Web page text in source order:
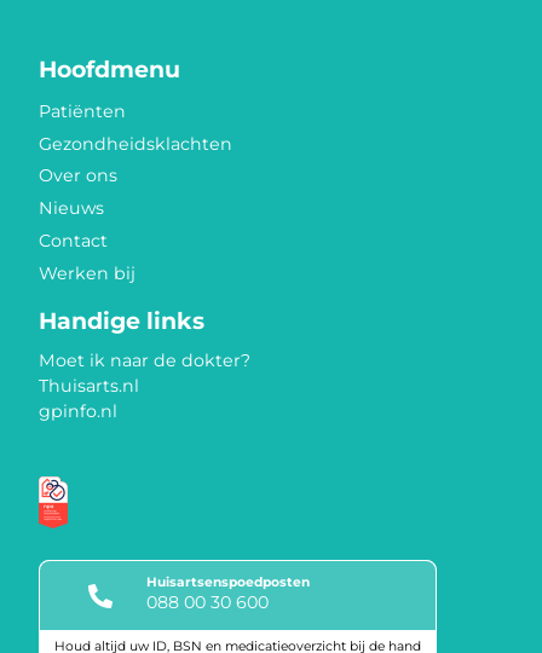
Hoofdmenu
Patiënten
Gezondheidsklachten
Over ons
Nieuws
Contact
Werken bij
Handige links
Moet ik naar de dokter?
Thuisarts.nl
gpinfo.nl
Huisartsenspoedposten
088 00 30 600
Houd altijd uw ID, BSN en medicatieoverzicht bij de hand